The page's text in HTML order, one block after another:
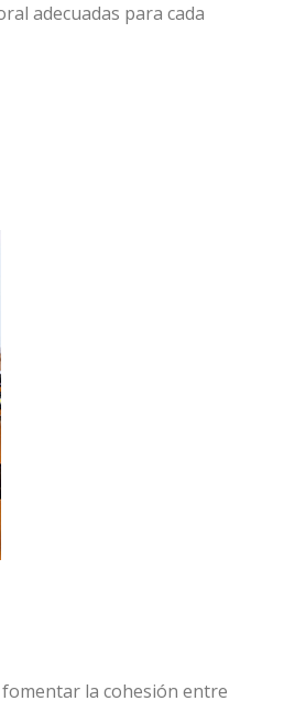
adecuadas para cada
la cohesión entre